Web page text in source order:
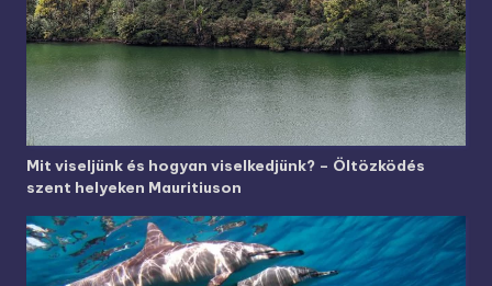
Mit viseljünk és hogyan viselkedjünk? – Öltözködés
szent helyeken Mauritiuson